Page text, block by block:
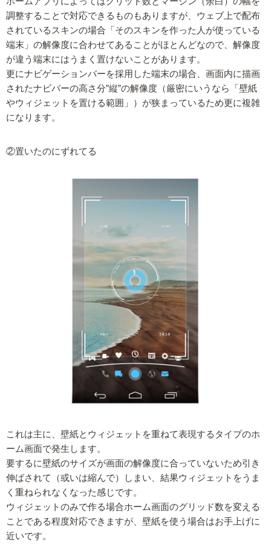
調整することで対応できるものもありますが、ウェブ上で配布
されているスキンの場合「そのスキンを作った人が使っている
端末」の解像度に合わせてあることがほとんどなので、解像度
が違う端末にはうまく置けないことがあります。
更にナビゲーションバーを採用した端末の場合、画面内に描画
されたナビバーの高さ分”縦”の解像度（厳密にいうなら「壁紙
やウィジェットを置ける範囲」）が狭まっているため更に複雑
になります。
②置いたのにずれてる
これは主に、壁紙とウィジェットを重ねて表現するタイプのホ
ーム画面で発生します。
要するに壁紙のサイズが画面の解像度に合っていないため引き
伸ばされて（或いは縮んで）しまい、結果ウィジェットをうま
く重ねられなくなった感じです。
ウィジェットのみで作る場合ホーム画面のグリッド数を変える
ことである程度対応できますが、壁紙を使う場合はお手上げに
近いです。